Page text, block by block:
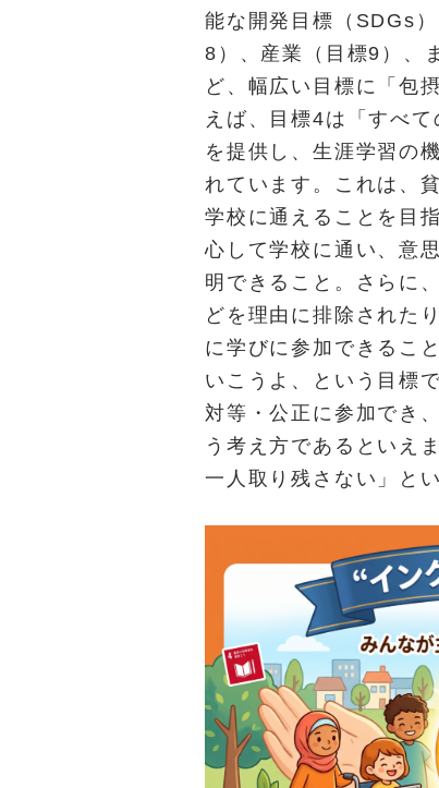
能な開発目標（SDGs
8）、産業（目標9）、
ど、幅広い目標に「包
えば、目標4は「すべ
を提供し、生涯学習の
れています。これは、
学校に通えることを目
心して学校に通い、意
明できること。さらに
どを理由に排除された
に学びに参加できるこ
いこうよ、という目標
対等・公正に参加でき
う考え方であるといえ
一人取り残さない」と